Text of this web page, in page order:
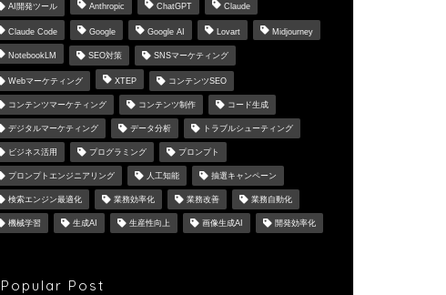
AI開発ツール Anthropic ChatGPT Claude
Claude Code Google Google AI Lovart Midjourney
NotebookLM SEO対策 SNSマーケティング
Webマーケティング XTEP コンテンツSEO
コンテンツマーケティング コンテンツ制作 コード生成
デジタルマーケティング データ分析 トラブルシューティング
ビジネス活用 プログラミング プロンプト
プロンプトエンジニアリング 人工知能 抽選キャンペーン
検索エンジン最適化 業務効率化 業務改善 業務自動化
機械学習 生成AI 生産性向上 画像生成AI 開発効率化
Popular Post